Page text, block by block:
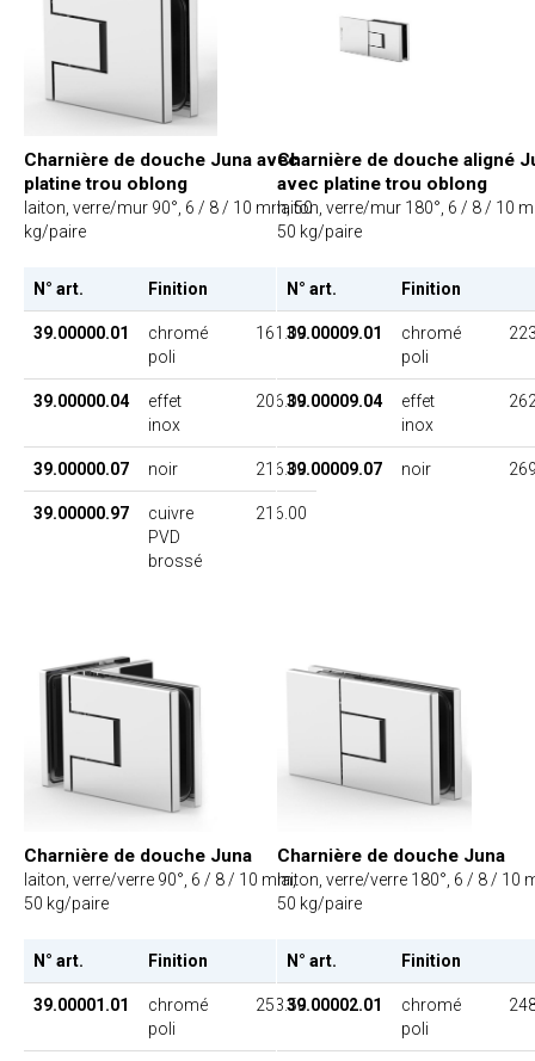
Charnière de douche Juna avec
platine trou oblong
laiton, verre/mur 90°, 6 / 8 / 10 mm, 50
kg/paire
N° art. Finition PU
39.00000.01
chromé
poli
161.00
39.00000.04
effet
inox
206.00
39.00000.07 noir 216.00
39.00000.97
cuivre
PVD
brossé
216.00
Charnière de douche aligné
avec platine trou oblong
laiton, verre/mur 180°, 6 / 8 / 10
50 kg/paire
N° art. Finition
39.00009.01
chromé
poli
39.00009.04
effet
inox
39.00009.07 noir
Charnière de douche Juna
laiton, verre/verre 90°, 6 / 8 / 10 mm,
50 kg/paire
N° art. Finition PU
39.00001.01
chromé
poli
253.50
Charnière de douche Juna
laiton, verre/verre 180°, 6 / 8 / 10
50 kg/paire
N° art. Finition
39.00002.01
chromé
poli